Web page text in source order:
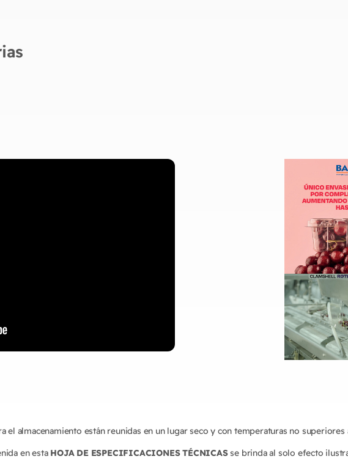
el almacenamiento están reunidas en un lugar seco y con temperaturas no superiores
en esta HOJA DE ESPECIFICACIONES TÉCNICASse brinda al solo efecto